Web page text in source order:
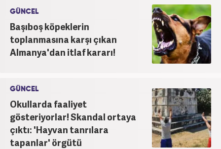
GÜNCEL
Başıboş köpeklerin
toplanmasına karşı çıkan
Almanya'dan itlaf kararı!
GÜNCEL
Okullarda faaliyet
gösteriyorlar! Skandal ortaya
çıktı: 'Hayvan tanrılara
tapanlar' örgütü